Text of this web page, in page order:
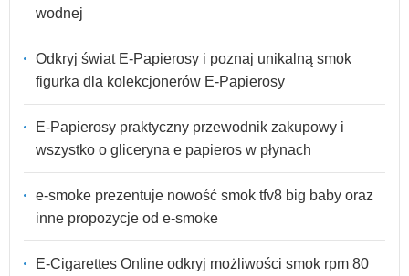
wodnej
Odkryj świat E-Papierosy i poznaj unikalną smok
figurka dla kolekcjonerów E-Papierosy
E-Papierosy praktyczny przewodnik zakupowy i
wszystko o gliceryna e papieros w płynach
e-smoke prezentuje nowość smok tfv8 big baby oraz
inne propozycje od e-smoke
E-Cigarettes Online odkryj możliwości smok rpm 80